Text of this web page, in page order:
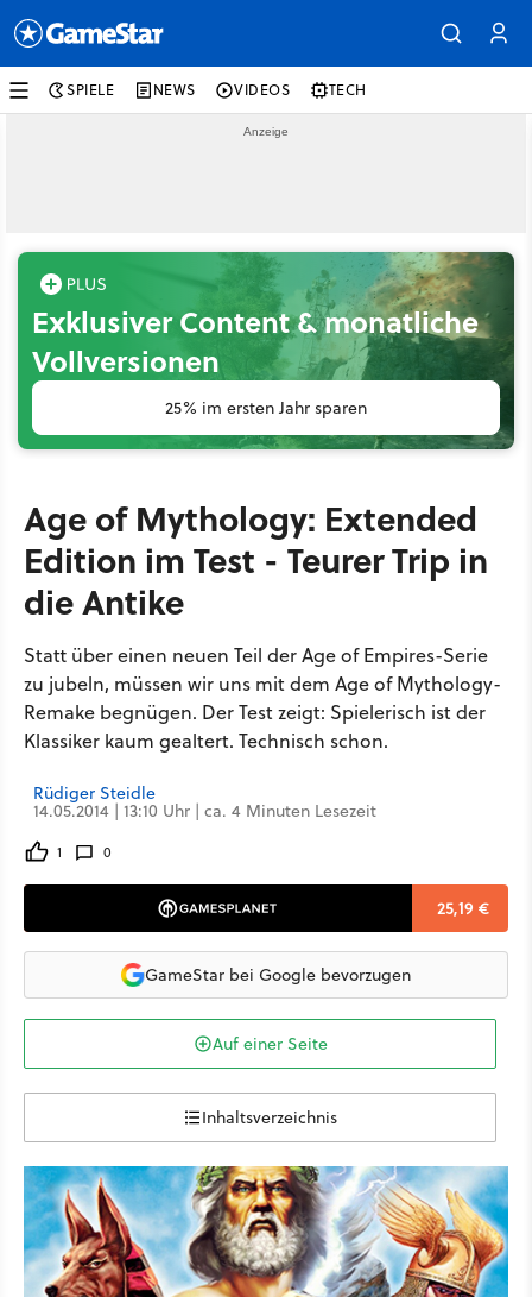
SPIELE NEWS VIDEOS TECH
Exklusiver Content & monatliche
Vollversionen
25% im ersten Jahr sparen
Age of Mythology: Extended
Edition im Test - Teurer Trip in
die Antike
Statt über einen neuen Teil der Age of Empires-Serie
zu jubeln, müssen wir uns mit dem Age of Mythology-
Remake begnügen. Der Test zeigt: Spielerisch ist der
Klassiker kaum gealtert. Technisch schon.
Rüdiger Steidle
14.05.2014 | 13:10 Uhr | ca. 4 Minuten Lesezeit
1 0
25,19 €
GameStar bei Google bevorzugen
Auf einer Seite
Inhaltsverzeichnis